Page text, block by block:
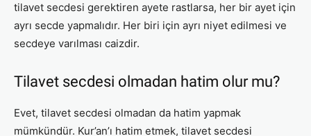
tilavet secdesi gerektiren ayete rastlarsa, her bir ayet için
ayrı secde yapmalıdır. Her biri için ayrı niyet edilmesi ve
secdeye varılması caizdir.
Tilavet secdesi olmadan hatim olur mu?
Evet, tilavet secdesi olmadan da hatim yapmak
mümkündür. Kur’an’ı hatim etmek, tilavet secdesi